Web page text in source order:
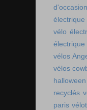
d'occasion
vélo
vélos
vélos
halloween
recyclés
paris